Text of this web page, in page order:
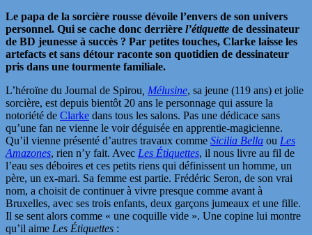
Le papa de la sorcière rousse dévoile l’envers de son univers
personnel. Qui se cache donc derrière l’étiquette de dessinateur
de BD jeunesse à succès ? Par petites touches, Clarke laisse les
artefacts et sans détour raconte son quotidien de dessinateur
pris dans une tourmente familiale.
L’héroïne du Journal de Spirou Mélusine, sa jeune (119 ans) et jolie
sorcière, est depuis bientôt 20 ans le personnage qui assure la
notoriété de Clarke dans tous les salons. Pas une dédicace sans
qu’une fan ne vienne le voir déguisée en apprentie-magicienne.
Qu’il vienne présenté d’autres travaux comme Sicilia Bella ou Les
Amazones, rien n’y fait. Avec Les Étiquettes, il nous livre au fil de
l’eau ses déboires et ces petits riens qui définissent un homme, un
père, un ex-mari. Sa femme est partie. Frédéric Seron, de son vrai
nom, a choisit de continuer à vivre presque comme avant à
Bruxelles, avec ses trois enfants, deux garçons jumeaux et une fille.
Il se sent alors comme « une coquille vide ». Une copine lui montre
qu’il aime Les Étiquettes :